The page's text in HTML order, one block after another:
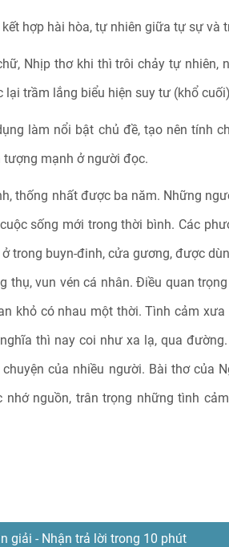
hợp hài hòa, tự nhiên giữa tự sự và
Nhịp thơ khi thì trôi chảy tự nhiên,
trầm lắng biểu hiện suy tư (khổ
làm nổi bật chủ đề, tạo nên tính
tượng mạnh ở người đọc.
thống nhất được ba năm. Những
sống mới trong thời bình. Các
trong buyn-đinh, cửa gương, được
thụ, vun vén cá nhân. Điều quan
khỏ có nhau một thời. Tình cảm
thì nay coi như xa lạ, qua
của nhiều người. Bài thơ của
nguồn, trân trọng những tình
giải - Nhận trả lời trong 10 phút